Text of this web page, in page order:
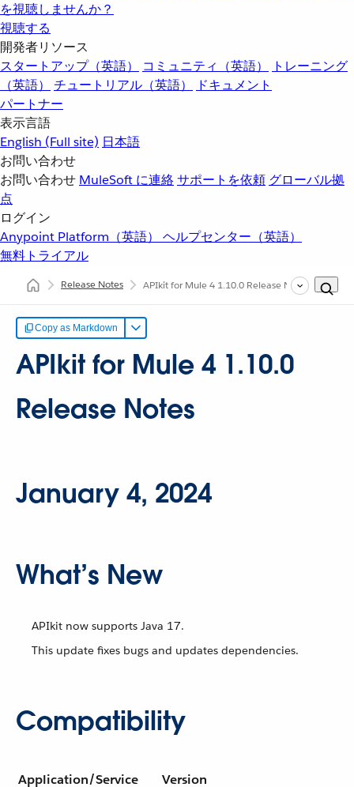
を視聴しませんか？
視聴する
開発者リソース
スタートアップ（英語）
コミュニティ（英語）
トレーニング
（英語）
チュートリアル（英語）
ドキュメント
パートナー
表示言語
English (Full site) 日本語
お問い合わせ
お問い合わせ MuleSoft に連絡サポートを依頼 グローバル拠
点
ログイン
Anypoint Platform（英語） ヘルプセンター（英語）
無料トライアル
Release Notes APIkit for Mule 4 1.10.0 Release Notes
Copy as Markdown
APIkit for Mule 4 1.10.0
Release Notes
January 4, 2024
What’s New
APIkit now supports Java 17.
This update fixes bugs and updates dependencies.
Compatibility
Application/Service Version